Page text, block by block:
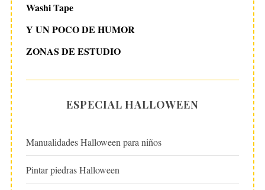
Washi Tape
Y UN POCO DE HUMOR
ZONAS DE ESTUDIO
ESPECIAL HALLOWEEN
Manualidades Halloween para niños
Pintar piedras Halloween